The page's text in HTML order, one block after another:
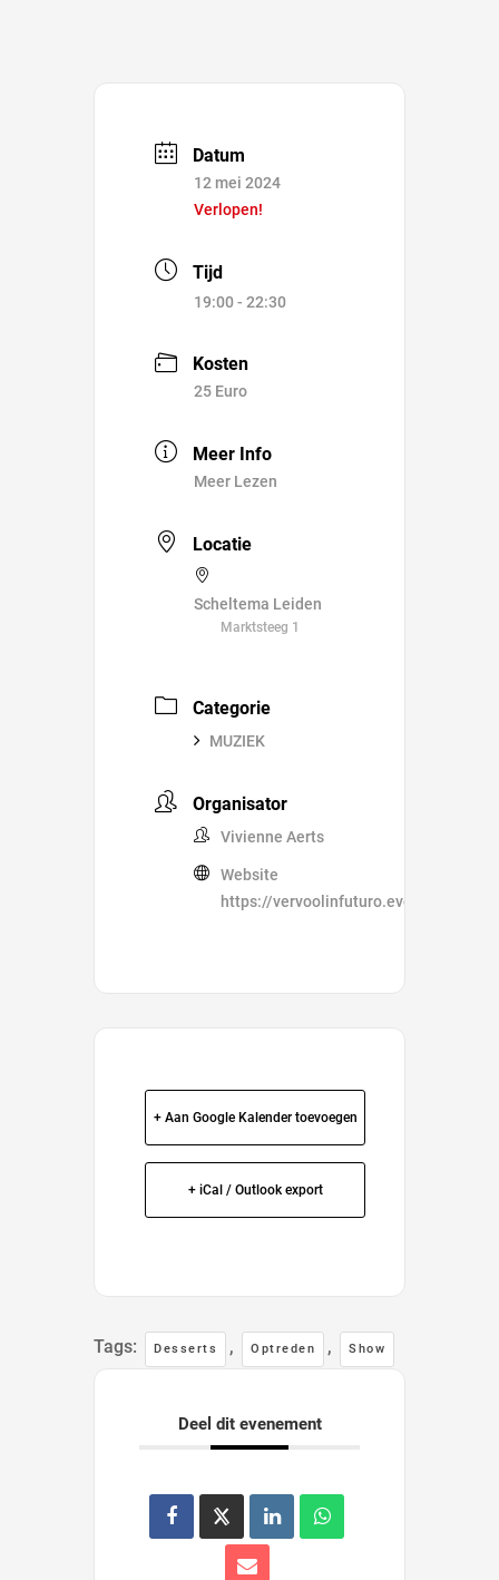
Datum
12 mei 2024
Verlopen!
Tijd
19:00 - 22:30
Kosten
25 Euro
Meer Info
Meer Lezen
Locatie
Scheltema Leiden
Marktsteeg 1
Categorie
MUZIEK
Organisator
Vivienne Aerts
Website
https://vervoolinfuturo.eventbrite.com
+ Aan Google Kalender toevoegen
+ iCal / Outlook export
Tags: Desserts , Optreden , Show
Deel dit evenement